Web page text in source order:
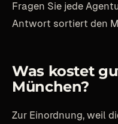
Fragen Sie jede
Antwort sortiert den
Was kostet
München?
Zur Einordnung, weil